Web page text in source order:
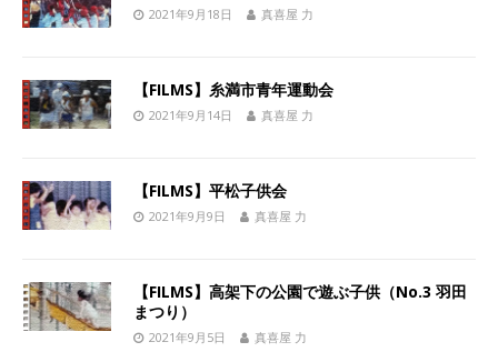
2021年9月18日 真喜屋 力
【FILMS】糸満市青年運動会
2021年9月14日 真喜屋 力
【FILMS】平松子供会
2021年9月9日 真喜屋 力
【FILMS】高架下の公園で遊ぶ子供（No.3 羽田
まつり）
2021年9月5日 真喜屋 力